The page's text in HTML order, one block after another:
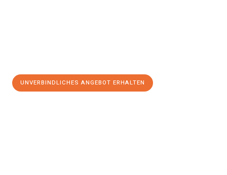
UNVERBINDLICHES ANGEBOT ERHALTEN